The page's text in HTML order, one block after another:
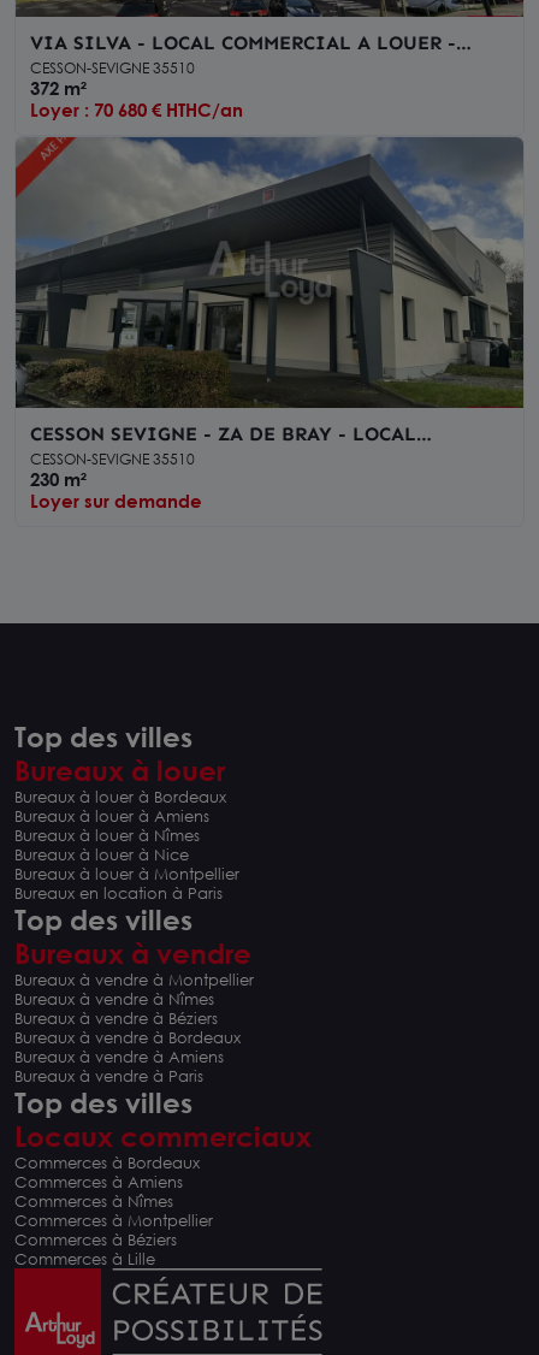
VIA SILVA - LOCAL COMMERCIAL A LOUER -
VISIBILITE
CESSON-SEVIGNE 35510
372 m²
Loyer : 70 680 € HTHC/an
CESSON SEVIGNE - ZA DE BRAY - LOCAL
COMMERCIAL A LOUER
CESSON-SEVIGNE 35510
230 m²
Loyer sur demande
Top des villes
Bureaux à louer
Bureaux à louer à Bordeaux
Bureaux à louer à Amiens
Bureaux à louer à Nîmes
Bureaux à louer à Nice
Bureaux à louer à Montpellier
Bureaux en location à Paris
Top des villes
Bureaux à vendre
Bureaux à vendre à Montpellier
Bureaux à vendre à Nîmes
Bureaux à vendre à Béziers
Bureaux à vendre à Bordeaux
Bureaux à vendre à Amiens
Bureaux à vendre à Paris
Top des villes
Locaux commerciaux
Commerces à Bordeaux
Commerces à Amiens
Commerces à Nîmes
Commerces à Montpellier
Commerces à Béziers
Commerces à Lille